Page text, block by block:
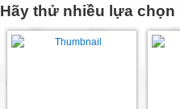
2 Biểu thức đại số và đa Biểu
Hãy thử nhiều lựa chọn